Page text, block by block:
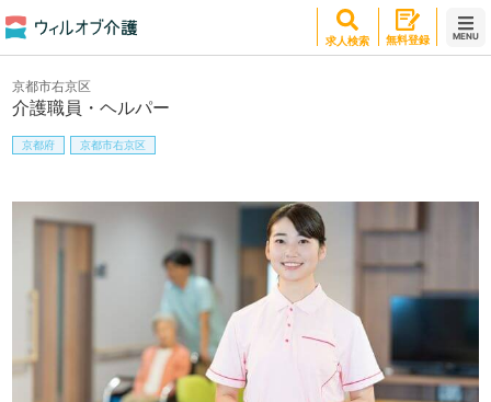
求人検索 無料登録 MENU
介護職員・ヘルパー
京都市右京区
京都府 京都市右京区